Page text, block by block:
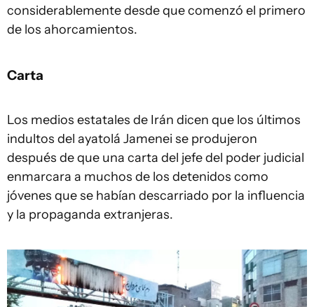
considerablemente desde que comenzó el primero
de los ahorcamientos.
Carta
Los medios estatales de Irán dicen que los últimos
indultos del ayatolá Jamenei se produjeron
después de que una carta del jefe del poder judicial
enmarcara a muchos de los detenidos como
jóvenes que se habían descarriado por la influencia
y la propaganda extranjeras.